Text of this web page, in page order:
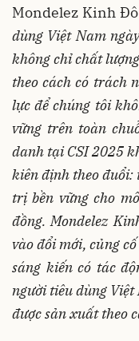
Mondelez Kinh
dùng Việt Nam
không chỉ chất
theo cách có trách
lực để chúng tôi
vững trên toàn
danh tại CSI 2025
kiên định theo
trị bền vững cho
đồng. Mondelez
vào đổi mới, củng
sáng kiến có tác
người tiêu dùng Việt
được sản xuất theo